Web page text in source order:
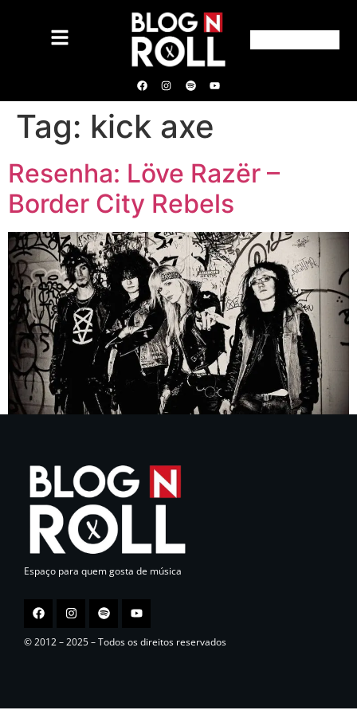
Tag: kick axe
Resenha: Löve Razër –
Border City Rebels
Espaço para quem gosta de música
© 2012 – 2025 – Todos os direitos reservados